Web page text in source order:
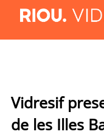
Vidresif
de les Illes